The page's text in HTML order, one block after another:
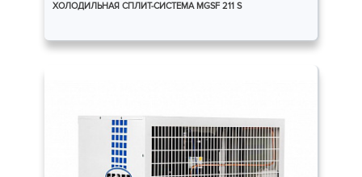
ХОЛОДИЛЬНАЯ СПЛИТ-СИСТЕМА MGSF 211 S